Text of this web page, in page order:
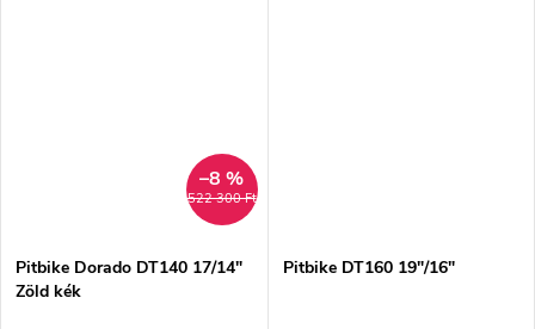
522 300 Ft
–8 %
Pitbike Dorado DT140 17/14"
Zöld kék
Pitbike DT160 19″/16″